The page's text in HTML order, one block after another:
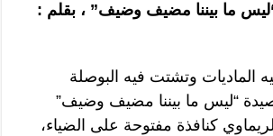
ما بيننا مضيف وضيف” ، بقلم :
وتشتت فيه البوصلة
“ليس ما بيننا مضيف وضيف”
كنافذة مفتوحة على الضياء،